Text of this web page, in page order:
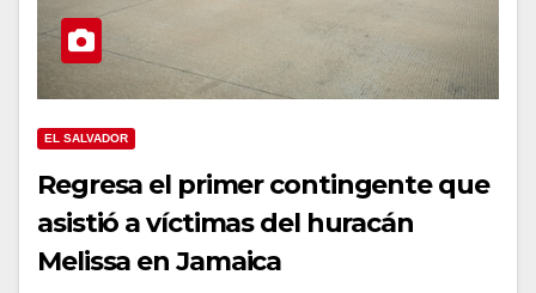
EL SALVADOR
Regresa el primer contingente que
asistió a víctimas del huracán
Melissa en Jamaica